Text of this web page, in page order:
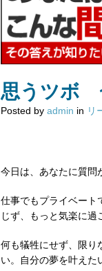
思うツボ
Posted by admin in リ
今日は、あなたに質問
仕事でもプライベート
じず、もっと気楽に過
何も犠牲にせず、限り
い。
自分の夢を叶えた